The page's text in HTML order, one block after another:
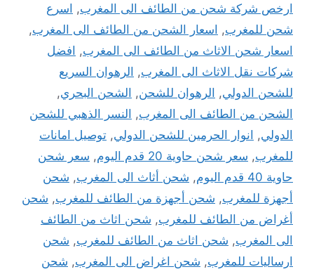
ارخص شركة شحن من الطائف الى المغرب, اسرع
شحن للمغرب, اسعار الشحن من الطائف الى المغرب,
اسعار شحن الاثاث من الطائف الى المغرب, افضل
شركات نقل الاثاث الى المغرب, الرهوان السريع
للشحن الدولي, الرهوان للشحن, الشحن البحري,
الشحن من الطائف الى المغرب, النسر الذهبي للشحن
الدولي, انوار الحرمين للشحن الدولي, توصيل امانات
للمغرب, سعر شحن حاوية 20 قدم اليوم , سعر شحن
حاوية 40 قدم اليوم
, شحن أثاث الى المغرب, شحن
أجهزة للمغرب, شحن أجهزة من الطائف للمغرب, شحن
أغراض من الطائف للمغرب, شحن اثاث من الطائف
الى المغرب, شحن اثاث من الطائف للمغرب, شحن
ارساليات للمغرب, شحن اغراض الى المغرب, شحن